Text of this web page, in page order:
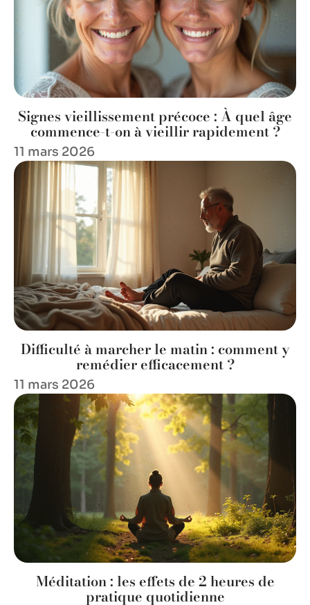
Signes vieillissement précoce : À quel âge
commence-t-on à vieillir rapidement ?
11 mars 2026
Difficulté à marcher le matin : comment y
remédier efficacement ?
11 mars 2026
Méditation : les effets de 2 heures de
pratique quotidienne